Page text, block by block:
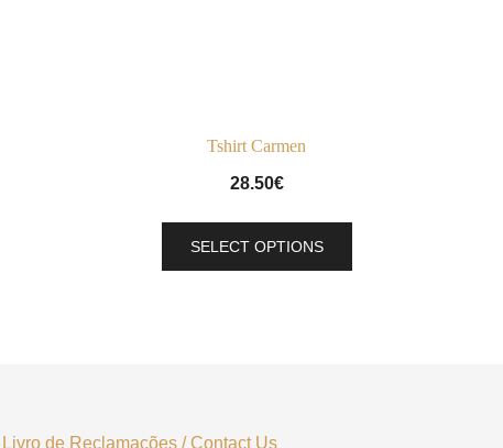
Tshirt Carmen
28.50€
SELECT OPTIONS
This
Livro de Reclamações/Contact Us